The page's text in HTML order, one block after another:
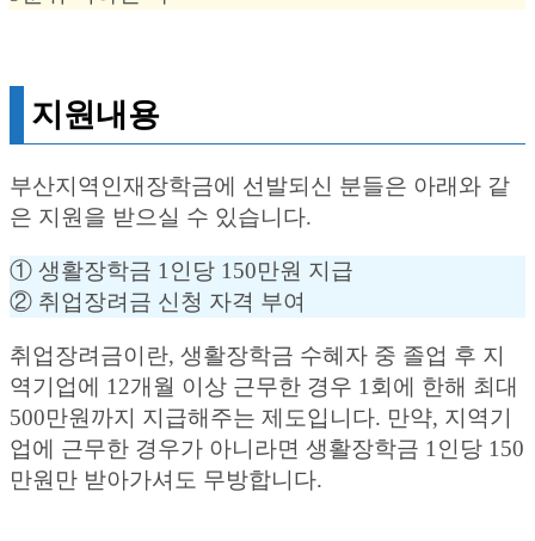
지원내용
부산지역인재장학금에 선발되신 분들은 아래와 같
은 지원을 받으실 수 있습니다.
① 생활장학금 1인당 150만원 지급
② 취업장려금 신청 자격 부여
취업장려금이란, 생활장학금 수혜자 중 졸업 후 지
역기업에 12개월 이상 근무한 경우 1회에 한해 최대
500만원까지 지급해주는 제도입니다. 만약, 지역기
업에 근무한 경우가 아니라면 생활장학금 1인당 150
만원만 받아가셔도 무방합니다.